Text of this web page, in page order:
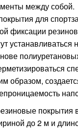
между собой.
фиксации
устанавливаться
образом,
покрытия
до 2 м и